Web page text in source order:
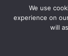
We use
experience on
will